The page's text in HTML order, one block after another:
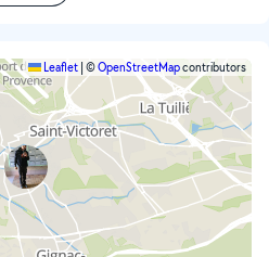
Leaflet ©OpenStreetMapcontributors